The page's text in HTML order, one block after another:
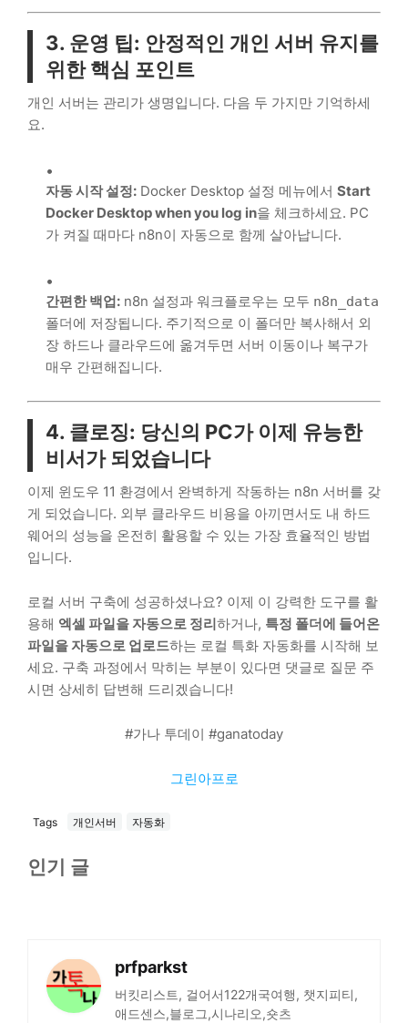
3. 운영 팁: 안정적인 개인 서버 유지를
위한 핵심 포인트
개인 서버는 관리가 생명입니다. 다음 두 가지만 기억하세
요.
자동 시작 설정: Docker Desktop 설정 메뉴에서 Start
Docker Desktop when you log in을 체크하세요. PC
가 켜질 때마다 n8n이 자동으로 함께 살아납니다.
간편한 백업: n8n 설정과 워크플로우는 모두 n8n_data
폴더에 저장됩니다. 주기적으로 이 폴더만 복사해서 외
장 하드나 클라우드에 옮겨두면 서버 이동이나 복구가
매우 간편해집니다.
4. 클로징: 당신의 PC가 이제 유능한
비서가 되었습니다
이제 윈도우 11 환경에서 완벽하게 작동하는 n8n 서버를 갖
게 되었습니다. 외부 클라우드 비용을 아끼면서도 내 하드
웨어의 성능을 온전히 활용할 수 있는 가장 효율적인 방법
입니다.
로컬 서버 구축에 성공하셨나요? 이제 이 강력한 도구를 활
용해 엑셀 파일을 자동으로 정리 하거나, 특정 폴더에 들어온
파일을 자동으로 업로드하는 로컬 특화 자동화를 시작해 보
세요. 구축 과정에서 막히는 부분이 있다면 댓글로 질문 주
시면 상세히 답변해 드리겠습니다!
#가나 투데이 #ganatoday
그린아프로
Tags 개인서버 자동화
인기 글
prfparkst
버킷리스트, 걸어서122개국여행, 챗지피티,
애드센스,블로그,시나리오,숏츠